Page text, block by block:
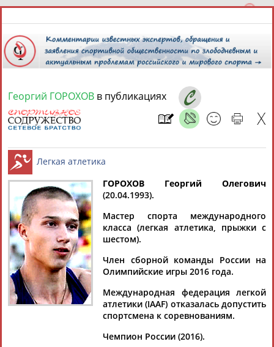
7 августа 2026 года,
СПОРТСМЕНЫ, ТРЕНЕРЫ И СПЕЦИАЛИСТЫ
Найдено: 13181персон Расширенный поиск
Аслаудин
АБАЕВ
Елена
АБАИМОВА
Мария
АБАКУМОВА
Юлия
АБАЛАКИНА
АБАСОВА
АБАЧАРАЕВ
АБАШИДЗЕ
Георгий ГОРОХОВ в публикациях
Легкая атлетика
ГОРОХОВ Георгий Олегович
(20.04.1993).
Мастер спорта международного
класса (легкая атлетика, прыжки с
шестом).
Член сборной команды России на
Олимпийские игры 2016 года.
Международная федерация легкой
атлетики (IAAF) отказалась допустить
спортсмена к соревнованиям.
Чемпион России (2016).